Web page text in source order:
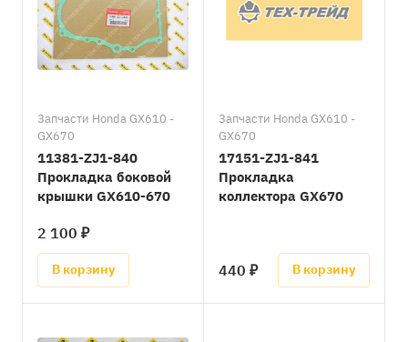
Запчасти Honda GX610 -
GX670
11381-ZJ1-840
Прокладка боковой
крышки GX610-670
2 100 ₽
В корзину
Запчасти Honda GX610 -
GX670
17151-ZJ1-841
Прокладка
коллектора GX670
440 ₽ В корзину